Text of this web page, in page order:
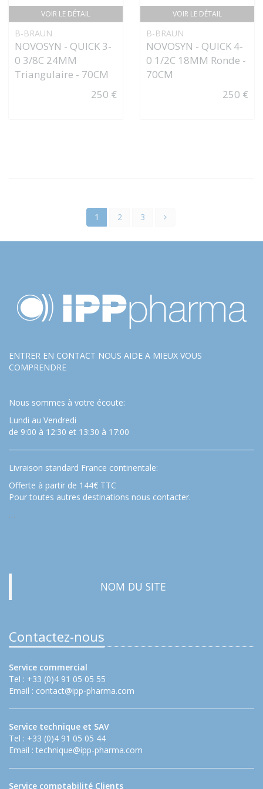
VOIR LE DÉTAIL
B-BRAUN
NOVOSYN - QUICK 3-
0 3/8C 24MM
Triangulaire - 70CM
250 €
VOIR LE DÉTAIL
B-BRAUN
NOVOSYN - QUICK 4-
0 1/2C 18MM Ronde -
70CM
250 €
1 2 3
ENTRER EN CONTACT NOUS AIDE A MIEUX VOUS
COMPRENDRE
Nous sommes à votre écoute:
Lundi au Vendredi
de 9:00 à 12:30 et 13:30 à 17:00
Livraison standard France continentale:
Offerte à partir de 144€ TTC
Pour toutes autres destinations nous contacter.
…
NOM DU SITE
Contactez-nous
Service commercial
Tel : +33 (0)4 91 05 05 55
Email : contact@ipp-pharma.com
Service technique et SAV
Tel : +33 (0)4 91 05 05 44
Email : technique@ipp-pharma.com
Service comptabilité Clients